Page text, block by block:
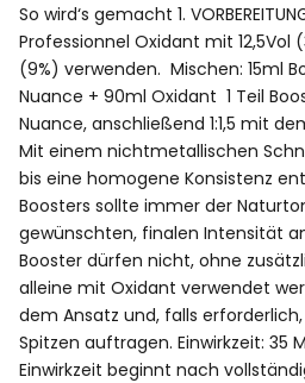
So wird‘s gemacht 1.
Professionnel Oxidant mit 12,5Vol
(9%) verwenden. Mischen: 15ml
Nuance + 90ml Oxidant 1 Teil
Nuance, anschließend 1:1,5 mit
Mit einem nichtmetallischen
bis eine homogene Konsistenz
Boosters sollte immer der
gewünschten, finalen Intensität
Booster dürfen nicht, ohne
alleine mit Oxidant verwendet
dem Ansatz und, falls
Spitzen auftragen. Einwirkzeit: 35
Einwirkzeit beginnt nach